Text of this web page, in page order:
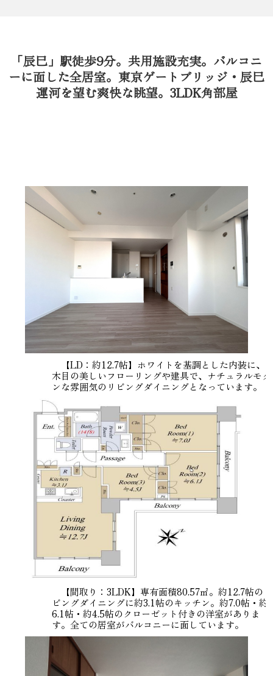
「辰巳」駅徒歩9分。共用施設充実。バルコニ
ーに面した全居室。東京ゲートブリッジ・辰巳
運河を望む爽快な眺望。3LDK角部屋
【LD：約12.7帖】ホワイトを基調とした内装に、
木目の美しいフローリングや建具で、ナチュラルモダ
ンな雰囲気のリビングダイニングとなっています。
【間取り：3LDK】専有面積80.57㎡。約12.7帖のリ
ビングダイニングに約3.1帖のキッチン。約7.0帖・約
6.1帖・約4.5帖のクローゼット付きの洋室がありま
す。全ての居室がバルコニーに面しています。